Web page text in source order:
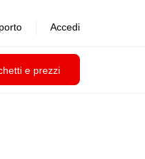
e prezzi
Accedi